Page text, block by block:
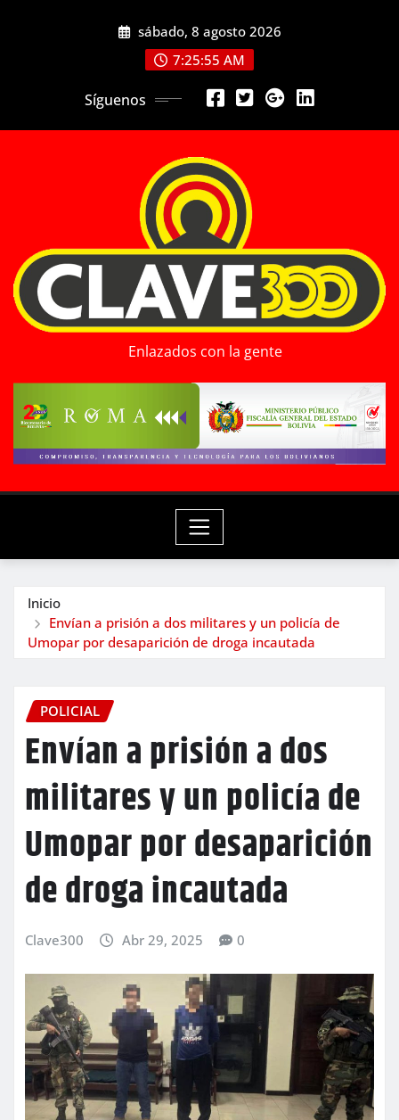
sábado, 8 agosto 2026
7:25:57 AM
Síguenos
Enlazados con la gente
Inicio
Envían a prisión a dos militares y un policía de
Umopar por desaparición de droga incautada
POLICIAL
Envían a prisión a dos
militares y un policía de
Umopar por desaparición
de droga incautada
Clave300 Abr 29, 2025 0